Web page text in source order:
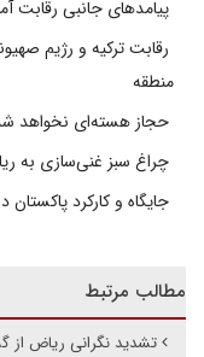
پیامدهای جانبی رقابت
رقابت ترکیه و رژیم
منطقه
حجاز هسته‌ای نخواهد
چراغ سبز غنی‌سازی به
جایگاه و کارکرد
مطالب مرتبط
تشدید نگرانی ریاض از